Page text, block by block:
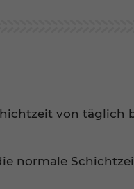
von täglich
normale